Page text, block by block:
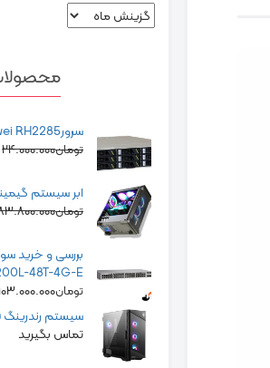
سرورHuawei RH2285
تومان۲۴.۰۰۰.۰۰۰
ابر سیستم
تومان
بررسی و خرید
48T-4G-E
تومان
سیستم رندرینگ
تماس بگیرید